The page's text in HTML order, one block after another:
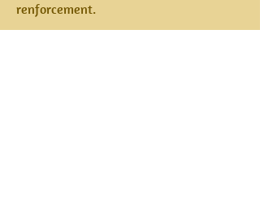
renforcement.